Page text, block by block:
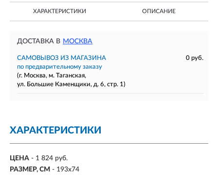
ХАРАКТЕРИСТИКИ ОПИСАНИЕ
ДОСТАВКА В МОСКВА
САМОВЫВОЗ ИЗ МАГАЗИНА
0 руб.
по предварительному заказу
(г. Москва, м. Таганская,
ул. Большие Каменщики, д. 6, стр. 1)
ХАРАКТЕРИСТИКИ
ЦЕНА - 1 824 руб.
РАЗМЕР, СМ - 193х74